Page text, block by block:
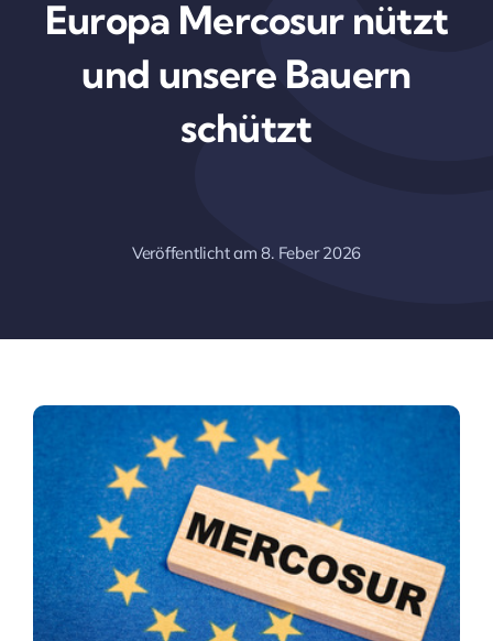
Blog
Kontakt
Europa Mercosur nützt
und unsere Bauern
schützt
Veröffentlicht am 8. Feber 2026